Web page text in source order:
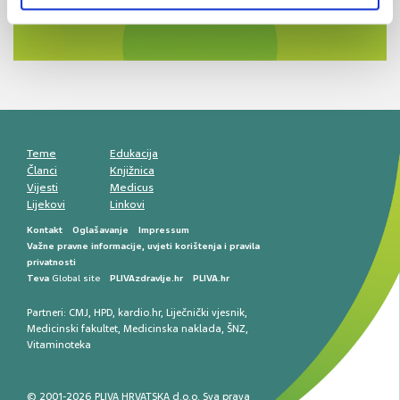
Novi pogled na migrenu: komorbiditeti, spolne
razlike i nove terapije
smetnji do rane onkološke dijagnostike
Antikoagulansi u ljekarničkoj praksi –
Teme
Članci
Vijesti
Lijekovi
Edukacija
Knjižnica
Medicus
Linkovi
Kontakt Oglašavanje
Impressum
Važne pravne informacije, uvjeti korištenja i pravila
privatnosti
Teva Global site PLIVAzdravlje.hr PLIVA.hr
Partneri: CMJ, HPD, kardio.hr, Liječnički vjesnik,
Medicinski fakultet, Medicinska naklada, ŠNZ,
Vitaminoteka
© 2001-2026 PLIVA HRVATSKA d.o.o. Sva prava